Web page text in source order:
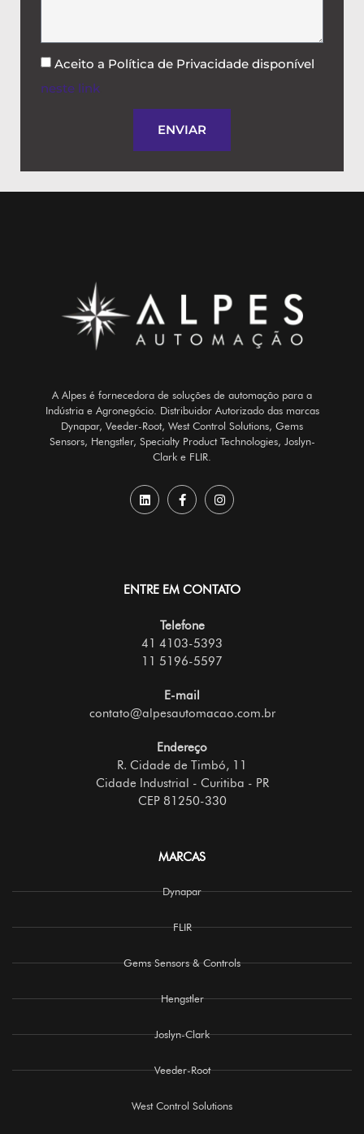
Aceito a Política de Privacidade disponível
neste link
ENVIAR
A Alpes é fornecedora de soluções de automação para a
Indústria e Agronegócio. Distribuidor Autorizado das marcas
Dynapar, Veeder-Root, West Control Solutions, Gems
Sensors, Hengstler, Specialty Product Technologies, Joslyn-
Clark e FLIR.
ENTRE EM CONTATO
Telefone
41 4103-5393
11 5196-5597
E-mail
contato@alpesautomacao.com.br
Endereço
R. Cidade de Timbó, 11
Cidade Industrial - Curitiba - PR
CEP 81250-330
MARCAS
Dynapar
FLIR
Gems Sensors & Controls
Hengstler
Joslyn-Clark
Veeder-Root
West Control Solutions